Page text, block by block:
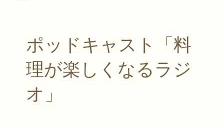
ポッドキャスト「料
理が楽しくなるラジ
オ」